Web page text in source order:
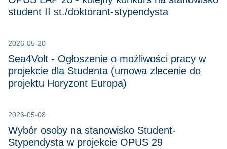
student II st./doktorant-stypendysta
2026-05-20
Sea4Volt - Ogłoszenie o możliwości pracy w
projekcie dla Studenta (umowa zlecenie do
projektu Horyzont Europa)
2026-05-08
Wybór osoby na stanowisko Student-
Stypendysta w projekcie OPUS 29